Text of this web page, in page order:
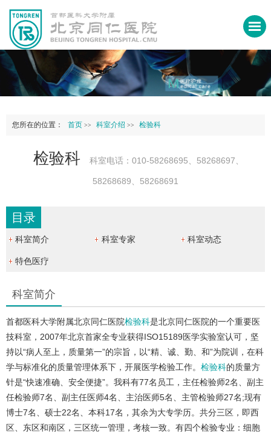
您所在的位置： 首页 >> 科室介绍 >> 检验科
检验科 科室电话：010-58268695、58268697、
58268689、58268691
目录
科室简介 科室专家 科室动态
特色医疗
科室简介
首都医科大学附属北京同仁医院检验科是北京同仁医院的一个重要医
技科室，2007年北京首家全专业获得ISO15189医学实验室认可，坚
持以“病人至上，质量第一”的宗旨，以“精、诚、勤、和”为院训，在科
学与标准化的质量管理体系下，开展医学检验工作。 检验科的质量方
针是“快速准确、安全便捷”。我科有77名员工，主任检验师2名、副主
任检验师7名、副主任医师4名、主治医师5名、主管检验师27名;现有
博士7名、硕士22名、本科17名，其余为大专学历。共分三区，即西
区、东区和南区，三区统一管理，考核一致。有四个检验专业：细胞